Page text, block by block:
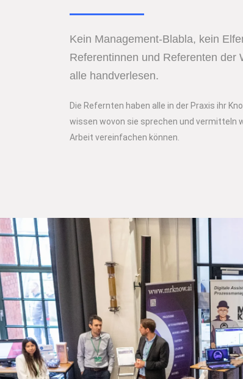
Kein Management-Blabla, kein
Referentinnen und Referenten der
alle handverlesen.
Die Refernten haben alle in der Praxis ihr
wissen wovon sie sprechen und vermitteln
Arbeit vereinfachen können.